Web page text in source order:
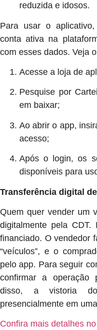
reduzida e idosos.
Para usar o
conta ativa na
com esses dados. Veja
Acesse a loja de
Pesquise por
em baixar;
Ao abrir o app,
acesso;
Após o login, os
disponíveis para
Transferência digital
Quem quer vender um
digitalmente pela
financiado. O vendedor
“veículos”, e o
pelo app. Para seguir
confirmar a operação
disso, a vistoria
presencialmente em
Confira mais detalhes